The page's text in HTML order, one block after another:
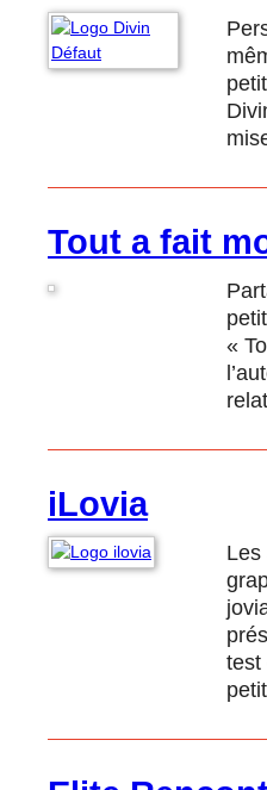
Tout a fait
«
iLovia
Les
test